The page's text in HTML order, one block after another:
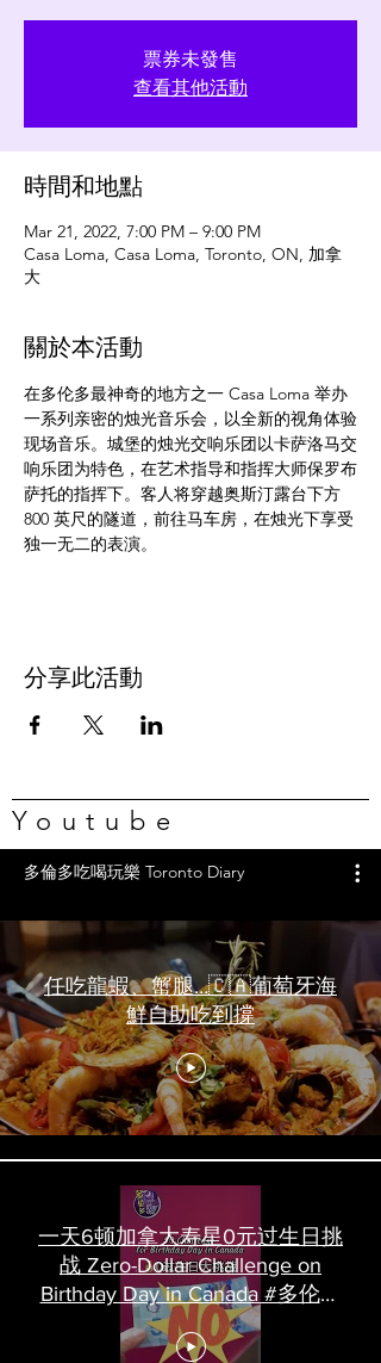
票券未發售
查看其他活動
時間和地點
Mar 21, 2022, 7:00 PM – 9:00 PM
Casa Loma, Casa Loma, Toronto, ON, 加拿
大
關於本活動
在多伦多最神奇的地方之一 Casa Loma 举办
一系列亲密的烛光音乐会，以全新的视角体验
现场音乐。城堡的烛光交响乐团以卡萨洛马交
响乐团为特色，在艺术指导和指挥大师保罗布
萨托的指挥下。客人将穿越奥斯汀露台下方
800 英尺的隧道，前往马车房，在烛光下享受
独一无二的表演。
分享此活動
Youtube
多倫多吃喝玩樂 Toronto Diary
任吃龍蝦、蟹腿…🇨🇦葡萄牙海
鮮自助吃到撐
一天6顿加拿大寿星0元过生日挑
战 Zero-Dollar Challenge on
Birthday Day in Canada #多伦多
吃喝玩乐 #多伦多美食
#torontofood